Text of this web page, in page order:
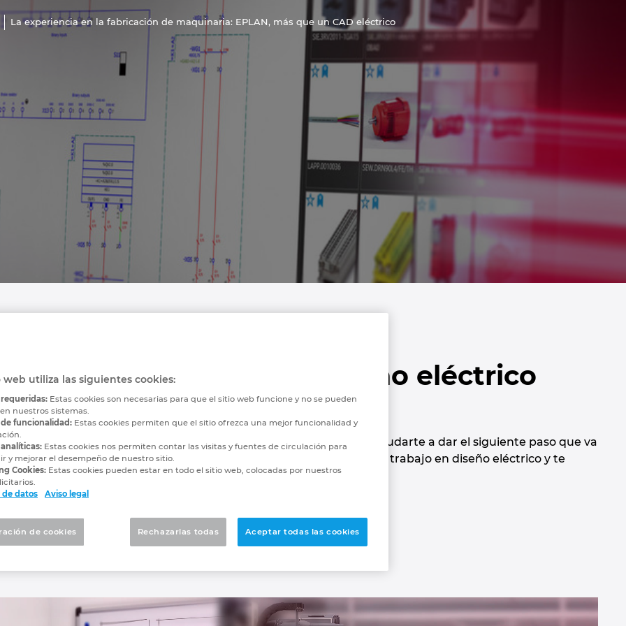
La experiencia en la fabricación de maquinaria: EPLAN, más que un CAD eléctrico
que un CAD eléctrico
más potente para el diseño eléctrico
convencional para crear esquemas? Estaremos encantados de ayudarte a dar el siguiente paso que va
el uso del software EPLAN. Esto te ahorrará un tiempo valioso de trabajo en diseño eléctrico y te
tareas de ingeniería de valor añadido.
tu fabricación de maquinaria?
este viaje!
web utiliza las siguientes cookies:
Estas cookies son necesarias para que el sitio web funcione y no se pueden
nuestros sistemas.
de funcionalidad: Estas cookies permiten que el sitio ofrezca una mejor funcionalidad y
Estas cookies nos permiten contar las visitas y fuentes de circulación para
y mejorar el desempeño de nuestro sitio.
Cookies: Estas cookies pueden estar en todo el sitio web, colocadas por nuestros
de datos
Aviso legal
Rechazarlas todas Aceptar todas las cookies
de cookies